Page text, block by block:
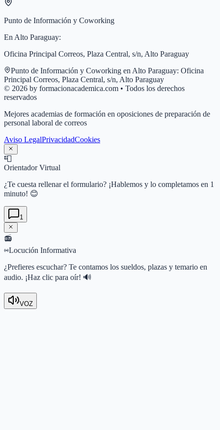
Punto de Información y Coworking
En Alto Paraguay:
Oficina Principal Correos, Plaza Central, s/n, Alto Paraguay
Punto de Información y Coworking en Alto Paraguay: Oficina
Principal Correos, Plaza Central, s/n, Alto Paraguay
© 2026 by formacionacademica.com • Todos los derechos
reservados
Mejores academias de formación en oposiciones de preparación de
personal laboral de correos
Aviso LegalPrivacidadCookies
📮
Orientador Virtual
¿Te cuesta rellenar el formulario? ¡Hablemos y lo completamos en 1
minuto! 😊
1
📻
Locución Informativa
¿Prefieres escuchar? Te contamos los sueldos, plazas y temario en
audio. ¡Haz clic para oír! 🔊
VOZ